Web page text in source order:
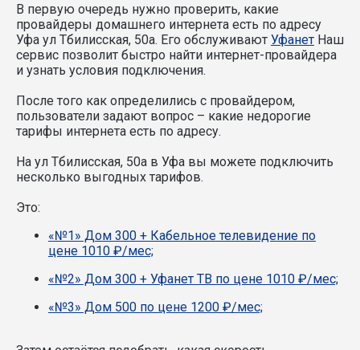
В первую очередь нужно проверить, какие
провайдеры домашнего интернета есть по адресу
Уфа ул Тбилисская, 50а. Его обслуживают Уфанет Наш
сервис позволит быстро найти интернет-провайдера
и узнать условия подключения.
После того как определились с провайдером,
пользователи задают вопрос – какие недорогие
тарифы интернета есть по адресу.
На ул Тбилисская, 50а в Уфа вы можете подключить
несколько выгодных тарифов.
Это:
«№1» Дом 300 + Кабельное телевидение по
цене 1010 ₽/мес;
«№2» Дом 300 + Уфанет ТВ по цене 1010 ₽/мес;
«№3» Дом 500 по цене 1200 ₽/мес;